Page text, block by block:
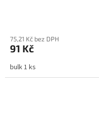
75,21 Kč bez DPH
91 Kč
bulk 1 ks